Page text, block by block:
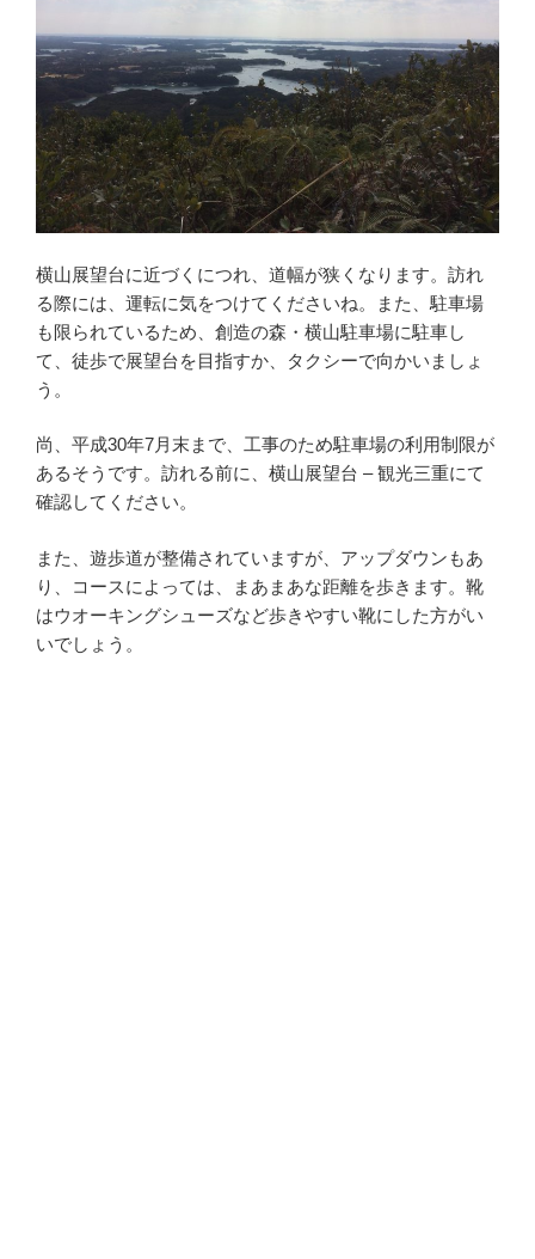
横山展望台に近づくにつれ、道幅が狭くなります。訪れ
る際には、運転に気をつけてくださいね。また、駐車場
も限られているため、創造の森・横山駐車場に駐車し
て、徒歩で展望台を目指すか、タクシーで向かいましょ
う。
尚、平成30年7月末まで、工事のため駐車場の利用制限が
あるそうです。訪れる前に、横山展望台 – 観光三重にて
確認してください。
また、遊歩道が整備されていますが、アップダウンもあ
り、コースによっては、まあまあな距離を歩きます。靴
はウオーキングシューズなど歩きやすい靴にした方がい
いでしょう。